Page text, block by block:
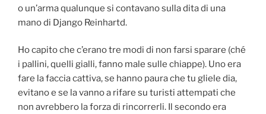
o un’arma qualunque si contavano sulla dita di una
mano di Django Reinhartd.
Ho capito che c’erano tre modi di non farsi sparare (ché
i pallini, quelli gialli, fanno male sulle chiappe). Uno era
fare la faccia cattiva, se hanno paura che tu gliele dia,
evitano e se la vanno a rifare su turisti attempati che
non avrebbero la forza di rincorrerli. Il secondo era